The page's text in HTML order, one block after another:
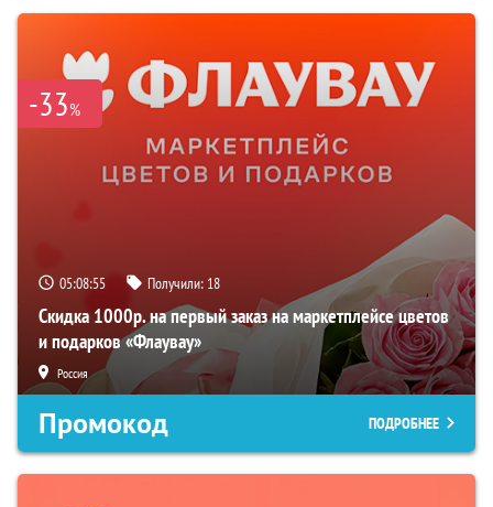
-33%
05:08:55 Получили: 18
Скидка 1000р. на первый заказ на маркетплейсе цветов
и подарков «Флаувау»
Россия
Промокод ПОДРОБНЕЕ